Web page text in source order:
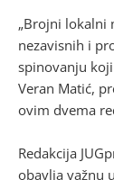
„Brojni lokalni
nezavisnih i
spinovanju
Veran Matić,
ovim dvema
Redakcija
obavlja važnu